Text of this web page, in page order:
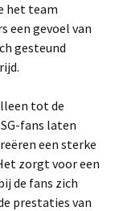
het team
een gevoel van
gesteund
tot de
fans laten
een sterke
zorgt voor een
de fans zich
prestaties van